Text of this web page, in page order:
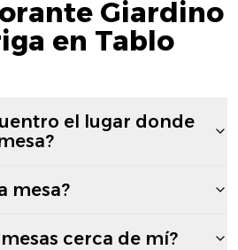
Giardino
en Tablo
el lugar donde
mesa?
cerca de mí?